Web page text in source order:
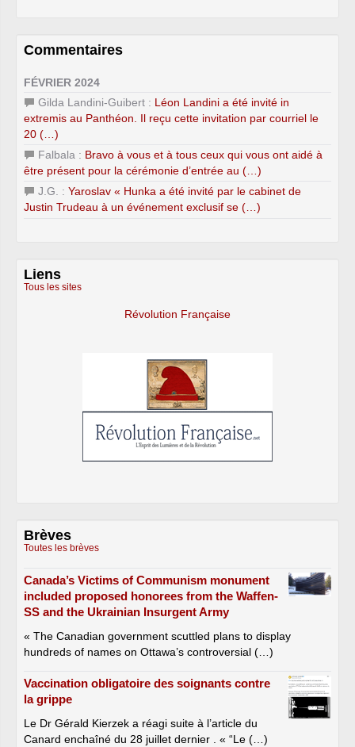
Commentaires
FÉVRIER 2024
Gilda Landini-Guibert : Léon Landini a été invité in
extremis au Panthéon. Il reçu cette invitation par courriel le
20 (…)
Falbala : Bravo à vous et à tous ceux qui vous ont aidé à
être présent pour la cérémonie d’entrée au (…)
J.G. : Yaroslav « Hunka a été invité par le cabinet de
Justin Trudeau à un événement exclusif se (…)
Liens
Tous les sites
Révolution Française
Brèves
Toutes les brèves
Canada’s Victims of Communism monument
included proposed honorees from the Waffen-
SS and the Ukrainian Insurgent Army
« The Canadian government scuttled plans to display
hundreds of names on Ottawa’s controversial (…)
Vaccination obligatoire des soignants contre
la grippe
Le Dr Gérald Kierzek a réagi suite à l’article du
Canard enchaîné du 28 juillet dernier . « “Le (…)